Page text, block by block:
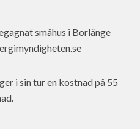
småhus i Borlänge
i sin tur en kostnad på 55